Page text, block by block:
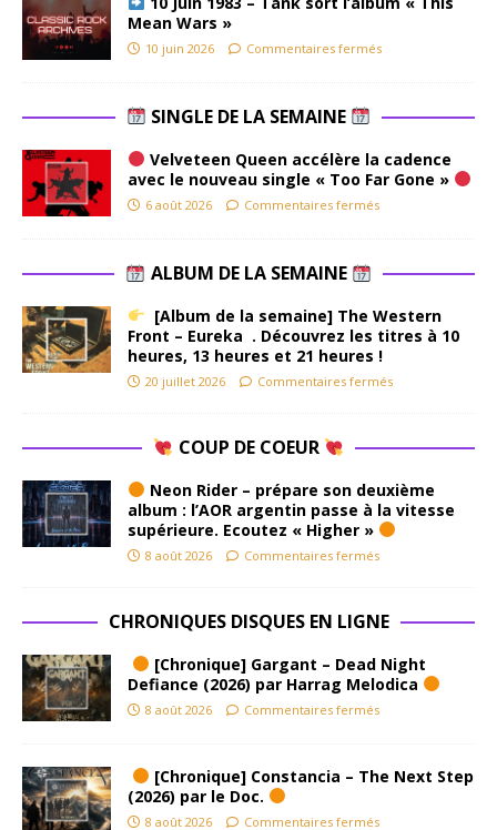
Mean Wars »
10 juin 2026 Commentaires fermés
SINGLE DE LA SEMAINE
Velveteen Queen accélère la cadence
avec le nouveau single « Too Far Gone »
6 août 2026 Commentaires fermés
ALBUM DE LA SEMAINE
[Album de la semaine] The Western
Front – Eureka . Découvrez les titres à 10
heures, 13 heures et 21 heures !
20 juillet 2026 Commentaires fermés
COUP DE COEUR
Neon Rider – prépare son deuxième
album : l’AOR argentin passe à la vitesse
supérieure. Ecoutez « Higher »
8 août 2026 Commentaires fermés
CHRONIQUES DISQUES EN LIGNE
[Chronique] Gargant – Dead Night
Defiance (2026) par Harrag Melodica
8 août 2026 Commentaires fermés
[Chronique] Constancia – The Next Step
(2026) par le Doc.
8 août 2026 Commentaires fermés